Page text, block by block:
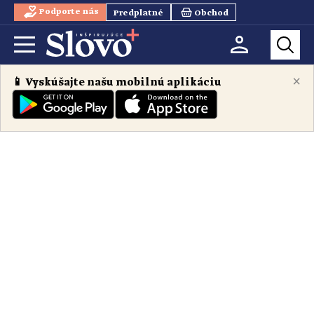
Podporte nás Predplatné Obchod
×
📱 Vyskúšajte našu mobilnú aplikáciu